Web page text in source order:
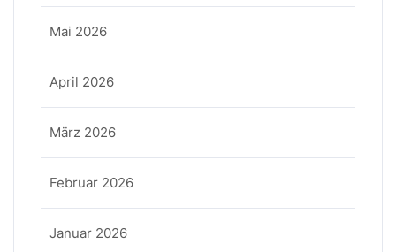
Mai 2026
April 2026
März 2026
Februar 2026
Januar 2026